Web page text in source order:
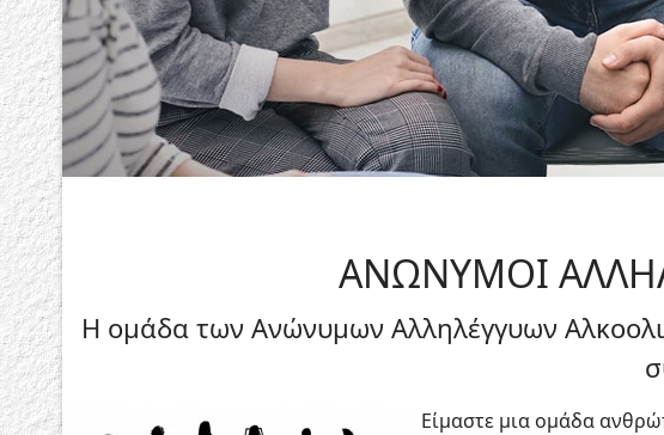
ΑΝΩΝΥΜΟΙ
Η ομάδα των Ανώνυμων Αλληλέγγυων
Είμαστε μια ομάδα